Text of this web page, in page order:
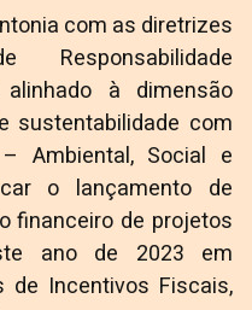
com as diretrizes
alinhado à dimensão
sustentabilidade com
Ambiental, Social e
o lançamento de
financeiro de projetos
ano de 2023 em
Incentivos Fiscais,